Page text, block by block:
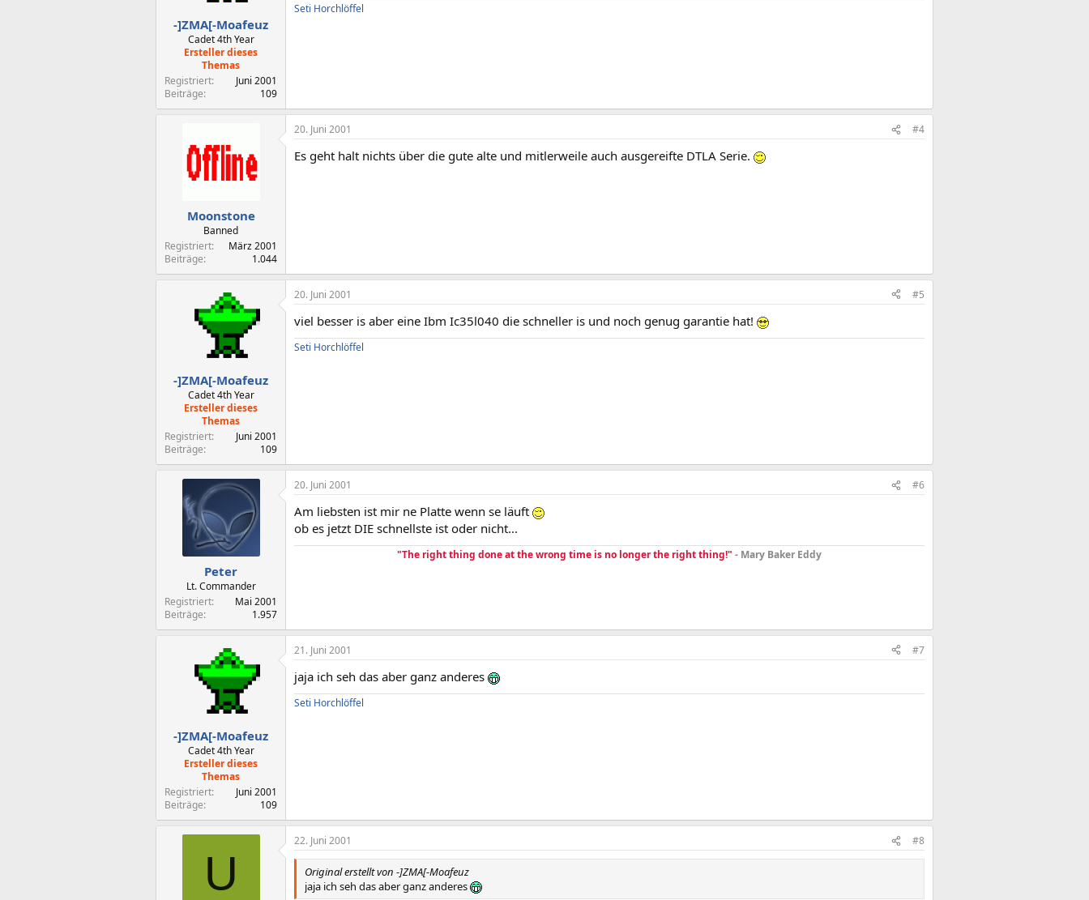
-]ZMA[-Moafeuz
Cadet 4th Year
Ersteller dieses
Themas
Registriert
Juni 2001
Beiträge
109
Seti Horchlöffel
Moonstone
Banned
Registriert
März 2001
Beiträge
1.044
20. Juni 2001 #4
Es geht halt nichts über die gute alte und mitlerweile auch ausgereifte DTLA Serie.
-]ZMA[-Moafeuz
Cadet 4th Year
Ersteller dieses
Themas
Registriert
Juni 2001
Beiträge
109
20. Juni 2001 #5
viel besser is aber eine Ibm Ic35l040 die schneller is und noch genug garantie hat!
Seti Horchlöffel
Peter
Lt. Commander
Registriert
Mai 2001
Beiträge
1.957
20. Juni 2001 #6
Am liebsten ist mir ne Platte wenn se läuft
ob es jetzt DIE schnellste ist oder nicht...
"The right thing done at the wrong time is no longer the right thing!" - Mary Baker Eddy
-]ZMA[-Moafeuz
Cadet 4th Year
Ersteller dieses
Themas
Registriert
Juni 2001
Beiträge
109
21. Juni 2001 #7
jaja ich seh das aber ganz anderes
Seti Horchlöffel
U
22. Juni 2001 #8
Original erstellt von -]ZMA[-Moafeuz
jaja ich seh das aber ganz anderes